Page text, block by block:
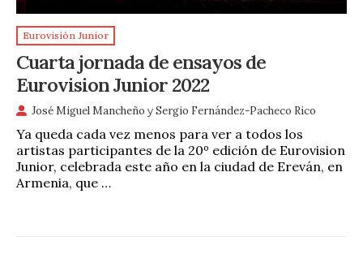
Eurovisión Junior
Cuarta jornada de ensayos de
Eurovision Junior 2022
José Miguel Mancheño ySergio Fernández-Pacheco Rico
Ya queda cada vez menos para ver a todos los
artistas participantes de la 20º edición de Eurovision
Junior, celebrada este año en la ciudad de Ereván, en
Armenia, que …